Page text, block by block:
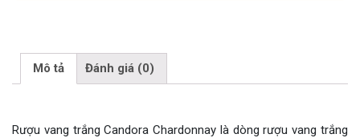
Mô tả Đánh giá (0)
Rượu vang trắng Candora Chardonnay là dòng rượu vang trắng